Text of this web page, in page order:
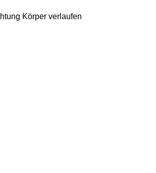
Körper verlaufen